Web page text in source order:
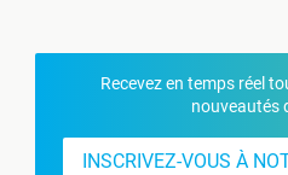
Recevez en temps réel
nouveautés
INSCRIVEZ-VOUS À